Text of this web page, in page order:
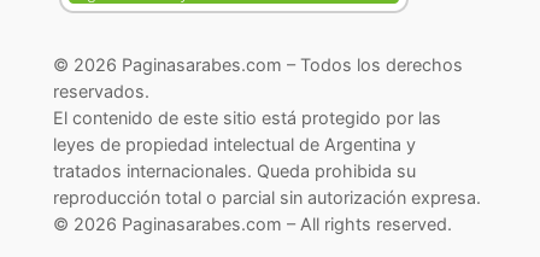
© 2026 Paginasarabes.com – Todos los derechos
reservados.
El contenido de este sitio está protegido por las
leyes de propiedad intelectual de Argentina y
tratados internacionales. Queda prohibida su
reproducción total o parcial sin autorización expresa.
© 2026 Paginasarabes.com – All rights reserved.